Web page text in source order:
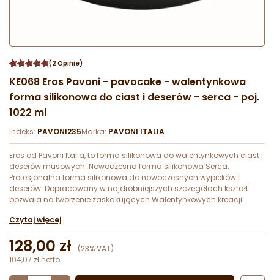
(2 Opinie)
KE068 Eros Pavoni - pavocake - walentynkowa
forma silikonowa do ciast i deserów - serca - poj.
1022 ml
Indeks: PAVONI235Marka: PAVONI ITALIA
Eros od Pavoni Italia, to forma silikonowa do walentynkowych ciast i
deserów musowych. Nowoczesna forma silikonowa Serca.
Profesjonalna forma silikonowa do nowoczesnych wypieków i
deserów. Dopracowany w najdrobniejszych szczegółach kształt
pozwala na tworzenie zaskakujących Walentynkowych kreacji!
pojemności 1022 ml.
Czytaj więcej
128,00 zł
(23% VAT)
104,07 zł netto